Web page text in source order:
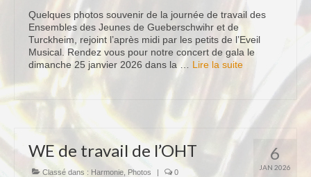
Quelques photos souvenir de la journée de travail des
Ensembles des Jeunes de Gueberschwihr et de
Turckheim, rejoint l’après midi par les petits de l’Eveil
Musical. Rendez vous pour notre concert de gala le
dimanche 25 janvier 2026 dans la … Lire la suite­­
6
JAN 2026
WE de travail de l’OHT
Classé dans : Harmonie Photos | 0